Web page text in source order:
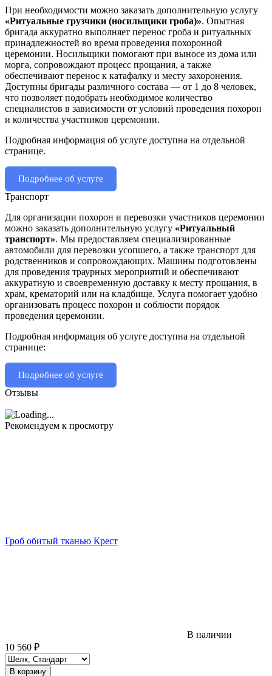
При необходимости можно заказать дополнительную услугу
«Ритуальные грузчики (носильщики гроба)». Опытная
бригада аккуратно выполняет перенос гроба и ритуальных
принадлежностей во время проведения похоронной
церемонии. Носильщики помогают при выносе из дома или
морга, сопровождают процесс прощания, а также
обеспечивают перенос к катафалку и месту захоронения.
Доступны бригады различного состава — от 1 до 8 человек,
что позволяет подобрать необходимое количество
специалистов в зависимости от условий проведения похорон
и количества участников церемонии.
Подробная информация об услуге доступна на отдельной
странице.
Подробнее об услуге
Транспорт
Для организации похорон и перевозки участников церемонии
можно заказать дополнительную услугу «Ритуальный
транспорт». Мы предоставляем специализированные
автомобили для перевозки усопшего, а также транспорт для
родственников и сопровождающих. Машины подготовлены
для проведения траурных мероприятий и обеспечивают
аккуратную и своевременную доставку к месту прощания, в
храм, крематорий или на кладбище. Услуга помогает удобно
организовать процесс похорон и соблюсти порядок
проведения церемонии.
Подробная информация об услуге доступна на отдельной
странице:
Подробнее об услуге
Отзывы
Рекомендуем к просмотру
Гроб обитый тканью Крест
В наличии
10 560 ₽
В корзину